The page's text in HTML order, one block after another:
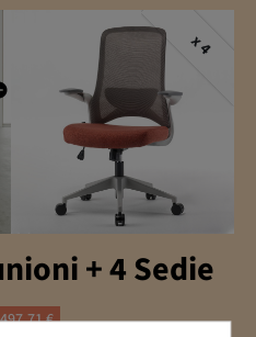
x 4
+ 4 Sedie
€